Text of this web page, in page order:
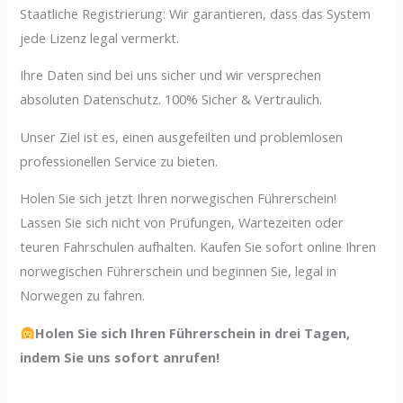
Staatliche Registrierung: Wir garantieren, dass das System
jede Lizenz legal vermerkt.
Ihre Daten sind bei uns sicher und wir versprechen
absoluten Datenschutz. 100% Sicher & Vertraulich.
Unser Ziel ist es, einen ausgefeilten und problemlosen
professionellen Service zu bieten.
Holen Sie sich jetzt Ihren norwegischen Führerschein!
Lassen Sie sich nicht von Prüfungen, Wartezeiten oder
teuren Fahrschulen aufhalten. Kaufen Sie sofort online Ihren
norwegischen Führerschein und beginnen Sie, legal in
Norwegen zu fahren.
Holen Sie sich Ihren Führerschein in drei Tagen,
indem Sie uns sofort anrufen!